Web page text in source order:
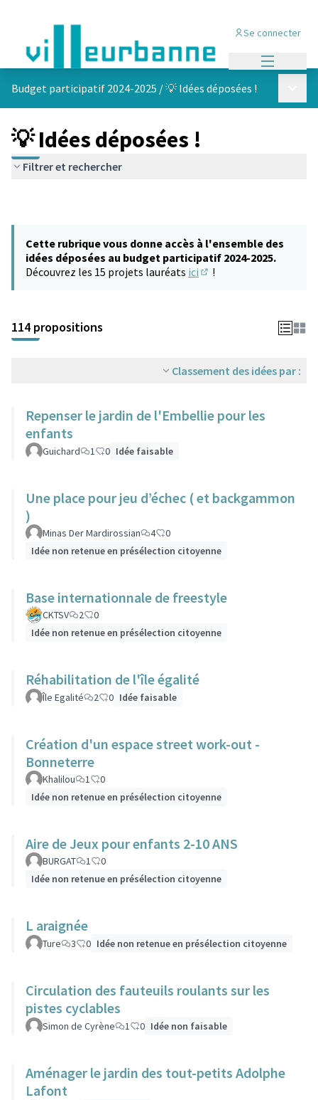
Se connecter
Budget participatif 2024-2025 /💡 Idées déposées !
💡 Idées déposées !
Filtrer et rechercher
Cette rubrique vous donne accès à l'ensemble des
idées déposées au budget participatif 2024-2025.
Découvrez les 15 projets lauréats ici !
114 propositions
Classement des idées par :
Repenser le jardin de l'Embellie pour les
enfants
Guichard 1 0 Idée faisable
Une place pour jeu d’échec ( et backgammon
)
Minas Der Mardirossian 4
0
Idée non retenue en présélection citoyenne
Base internationnale de freestyle
CKTSV 2
0
Idée non retenue en présélection citoyenne
Réhabilitation de l'île égalité
Île Egalité 2 0 Idée faisable
Création d'un espace street work-out -
Bonneterre
Khalilou 1
0
Idée non retenue en présélection citoyenne
Aire de Jeux pour enfants 2-10 ANS
BURGAT 1
0
Idée non retenue en présélection citoyenne
L araignée
Ture 3 0 Idée non retenue en présélection citoyenne
Circulation des fauteuils roulants sur les
pistes cyclables
Simon de Cyrène 1 0 Idée non faisable
Aménager le jardin des tout-petits Adolphe
Lafont